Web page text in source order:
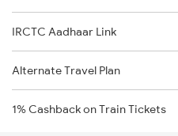
IRCTC Aadhaar Link
Alternate Travel Plan
1% Cashback on Train Tickets